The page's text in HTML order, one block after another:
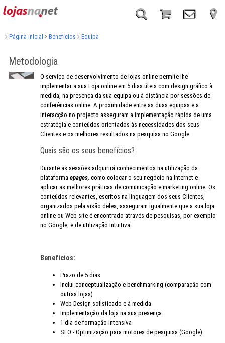
Página inicial Benefícios Equipa
Metodologia
O serviço de desenvolvimento de lojas online permite-lhe
implementar a sua Loja online em 5 dias úteis com design gráfico à
medida, na presença da sua equipa ou à distância por sessões de
conferências online. A proximidade entre as duas equipas e a
interacção no projecto asseguram a implementação rápida de uma
estratégia e conteúdos orientados às necessidades dos seus
Clientes e os melhores resultados na pesquisa no Google.
Quais são os seus benefícios?
Durante as sessões adquirirá conhecimentos na utilização da
plataforma epages, como colocar o seu negócio na Internet e
aplicar as melhores práticas de comunicação e marketing online. Os
conteúdos relevantes, escritos na linguagem dos seus Clientes,
organizados pela visão deles, asseguram igualmente que a sua loja
online ou Web site é encontrado através de pesquisas, por exemplo
no Google, e de utilização intuitiva.
Benefícios:
Prazo de 5 dias
Inclui conceptualização e benchmarking (comparação com
outras lojas)
Web Design sofisticado e à medida
Implementação da loja na sua presença
1 dia de formação intensiva
SEO - Optimização para motores de pesquisa (Google)